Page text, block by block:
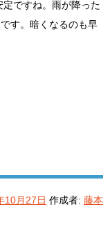
ですね。雨が降った
す。暗くなるのも早
10月27日 作成者: 藤本